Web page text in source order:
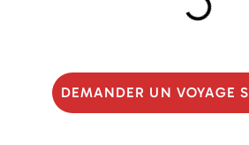
DEMANDER UN VOYAGE